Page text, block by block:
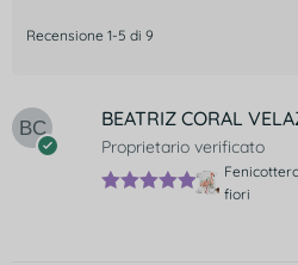
Recensione 1-5 di 9
BEATRIZ CORAL
Proprietario verificato
fiori